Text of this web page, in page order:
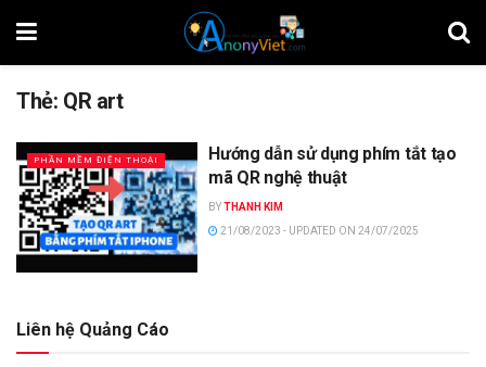
Thẻ: QR art
PHẦN MỀM ĐIỆN THOẠI
Hướng dẫn sử dụng phím tắt tạo
mã QR nghệ thuật
BYTHANH KIM
21/08/2023 - UPDATED ON 24/07/2025
Liên hệ Quảng Cáo